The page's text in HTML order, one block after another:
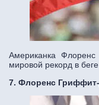
Американка
мировой рекорд в
7. Флоренс